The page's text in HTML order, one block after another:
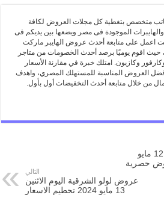
متخصص بتغطية كل مجلات العروض لكافة
الموجودة فى مصر ويضعها بين يديكم فى
اعمل على متابعة أحدث عروض الهايبر ماركت
اقوم يوميًا برصد أحدث الخصومات من متاجر
وكازيون. امتلك خبرة في مقارنة الأسعار
العروض المناسبة للمستهلك المصري، واهدف
من خلال متابعة أحدث التخفيضات أول بأول.
عروض لولو مصر اليوم 12 مايو
التالي
عروض لولو الشرقية اليوم الاثنين
13 مايو 2024 تحطيم الاسعار